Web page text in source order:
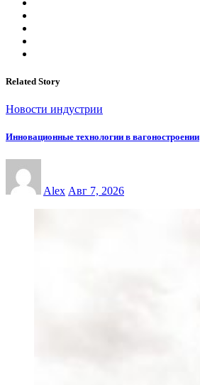
Related Story
Новости индустрии
Инновационные технологии в вагоностроении
Alex Авг 7, 2026